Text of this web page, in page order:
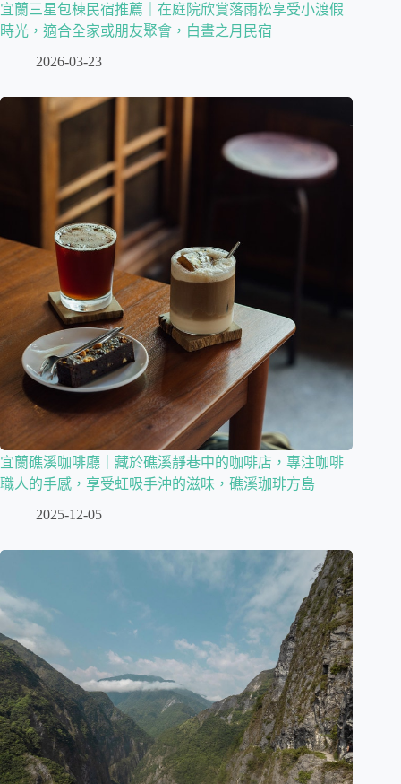
宜蘭三星包棟民宿推薦｜在庭院欣賞落雨松享受小渡假
時光，適合全家或朋友聚會，白晝之月民宿
2026-03-23
宜蘭礁溪咖啡廳｜藏於礁溪靜巷中的咖啡店，專注咖啡
職人的手感，享受虹吸手沖的滋味，礁溪珈琲方島
2025-12-05